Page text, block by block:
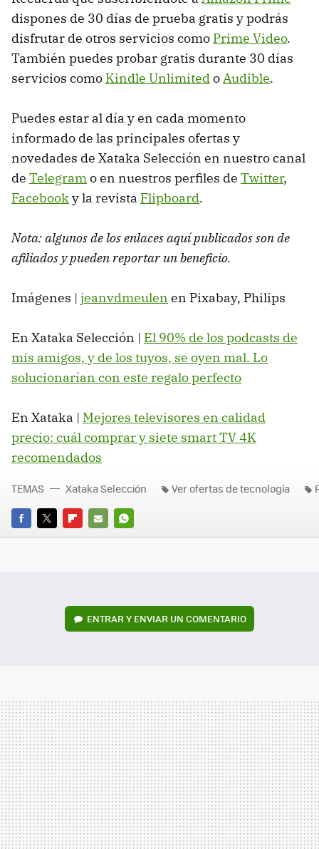
dispones de 30 días de prueba gratis y podrás
disfrutar de otros servicios como Prime Video.
También puedes probar gratis durante 30 días
servicios como Kindle UnlimitedoAudible.
Puedes estar al día y en cada momento
informado de las principales ofertas y
novedades de Xataka Selección en nuestro canal
de Telegramo en nuestros perfiles de Twitter,
Facebooky la revista Flipboard.
Nota: algunos de los enlaces aquí publicados son de
afiliados y pueden reportar un beneficio.
Imágenes | jeanvdmeulen en Pixabay, Philips
En Xataka Selección | El 90% de los podcasts de
mis amigos, y de los tuyos, se oyen mal. Lo
solucionarían con este regalo perfecto
En Xataka | Mejores televisores en calidad
precio: cuál comprar y siete smart TV 4K
recomendados
FACEBOOK
TWITTERFLIPBOARD
E-
WHATSAPP
TEMAS Xataka Selección Ver ofertas de tecnología
ENTRAR Y ENVIAR UN COMENTARIO